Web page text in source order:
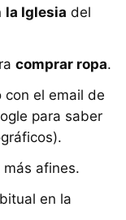
la Iglesia del
comprar ropa.
con el email de
para saber
más afines.
en la